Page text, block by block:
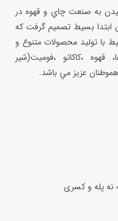
ارتقا بخشيدن به صنعت چاي و قهوه در
ابتدا بسيط تصميم گرفت كه
با توليد محصولات متنوع و
،كاكائو ،فوميت(شير
عزيز مي باشد.